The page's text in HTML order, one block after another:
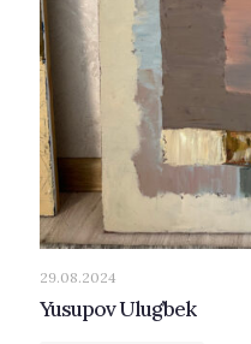
29.08.2024
Yusupov Ulug’bek